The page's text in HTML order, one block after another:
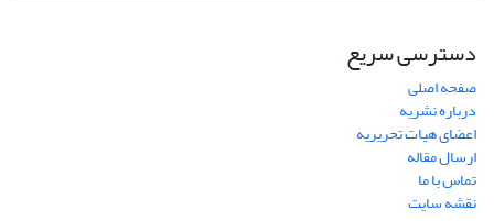
دسترسی سریع
صفحه اصلی
درباره نشریه
اعضای هیات تحریریه
ارسال مقاله
تماس با ما
نقشه سایت